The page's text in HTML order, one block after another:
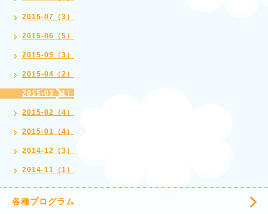
2015-07（3）
2015-06（5）
2015-05（3）
2015-04（2）
2015-03（1）
2015-02（4）
2015-01（4）
2014-12（3）
2014-11（1）
各種プログラム